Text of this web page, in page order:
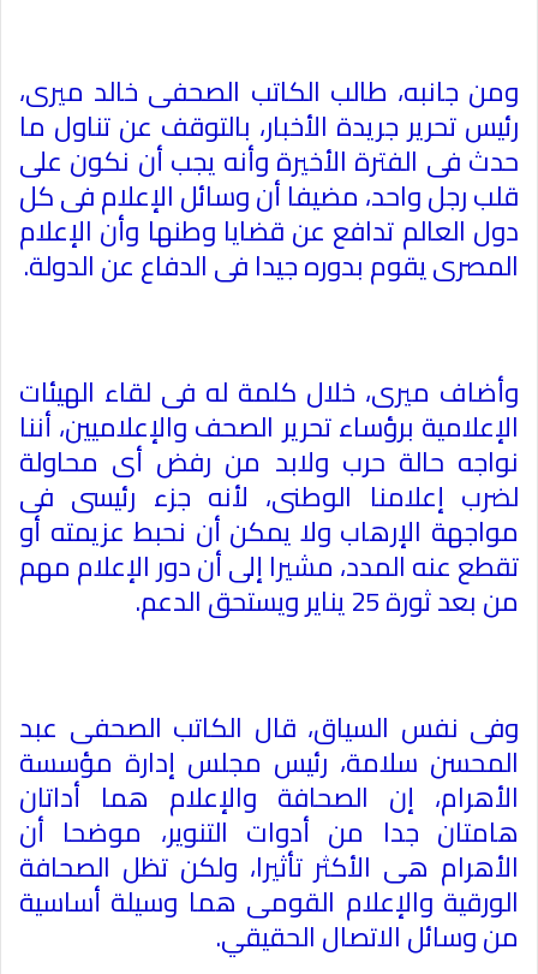
ومن جانبه، طالب الكاتب الصحفى خالد ميرى،
رئيس تحرير جريدة الأخبار، بالتوقف عن تناول ما
حدث فى الفترة الأخيرة وأنه يجب أن نكون على
قلب رجل واحد، مضيفا أن وسائل الإعلام فى كل
دول العالم تدافع عن قضايا وطنها وأن الإعلام
المصرى يقوم بدوره جيدا فى الدفاع عن الدولة.
وأضاف ميرى، خلال كلمة له فى لقاء الهيئات
الإعلامية برؤساء تحرير الصحف والإعلاميين، أننا
نواجه حالة حرب ولابد من رفض أى محاولة
لضرب إعلامنا الوطنى، لأنه جزء رئيسى فى
مواجهة الإرهاب ولا يمكن أن نحبط عزيمته أو
تقطع عنه المدد، مشيرا إلى أن دور الإعلام مهم
من بعد ثورة 25 يناير ويستحق الدعم .
وفى نفس السياق، قال الكاتب الصحفى عبد
المحسن سلامة، رئيس مجلس إدارة مؤسسة
الأهرام، إن الصحافة والإعلام هما أداتان
هامتان جدا من أدوات التنوير، موضحا أن
الأهرام هى الأكثر تأثيرا، ولكن تظل الصحافة
الورقية والإعلام القومى هما وسيلة أساسية
من وسائل الاتصال الحقيقي.